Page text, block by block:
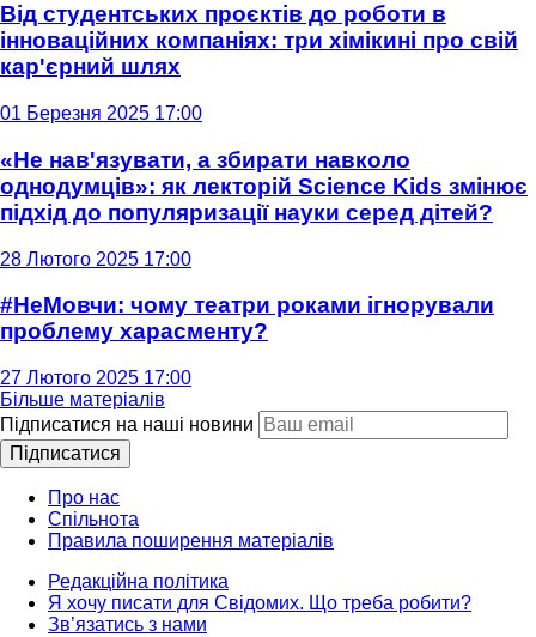
Від студентських проєктів до роботи в
інноваційних компаніях: три хімікині про свій
кар'єрний шлях
01 Березня 2025 17:00
«Не нав'язувати, а збирати навколо
однодумців»: як лекторій Science Kids змінює
підхід до популяризації науки серед дітей?
28 Лютого 2025 17:00
#НеМовчи: чому театри роками ігнорували
проблему харасменту?
27 Лютого 2025 17:00
Більше матеріалів
Підписатися на наші новини
Підписатися
Про нас
Спільнота
Правила поширення матеріалів
Редакційна політика
Я хочу писати для Свідомих. Що треба робити?
Зв’язатись з нами